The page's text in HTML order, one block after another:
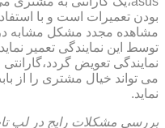
بودن تعمیرات است و با
مشاهده مجدد مشکل مشابه
توسط این نمایندگی تعمیر
نمایندگی تعویض
می تواند خیال مشتری را از
نماید.
بررسی مشکلات رایج در لپ